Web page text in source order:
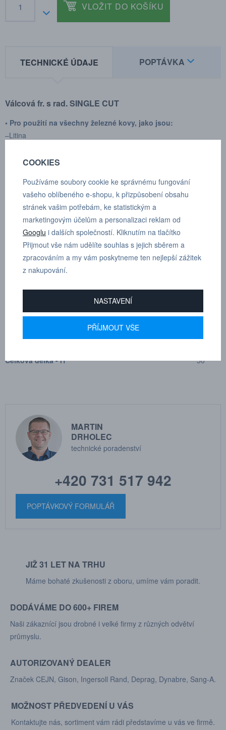
VLOŽIT DO KOŠÍKU
TECHNICKÉ ÚDAJE POPTÁVKA
Válcová fr. s rad. SINGLE CUT
• Pro použití na všechny železné kovy, jako jsou:
–Litina
– Nerezová ocel (INOX)
• Dále měď, mosaz, bronz
Vysoký řezný účinek díky příčnému řezu
– Hladký provoz
– Krátké třísky
Výrobce: SGS pro
Typ upínání:
válcové
Průměr frézy - d1 3
Pracovní délka - l2 16
Průměr stopky - d2 6
Celková délka - l1 50
MARTIN
DRHOLEC
technické poradenství
+420 731 517 942
POPTÁVKOVÝ FORMULÁŘ
JIŽ 31 LET NA TRHU
Máme bohaté zkušenosti z oboru, umíme vám poradit.
DODÁVÁME DO 600+ FIREM
Naši zákaznící jsou drobné i velké firmy z různých odvětví
průmyslu.
AUTORIZOVANÝ DEALER
Značek CEJN, Gison, Ingersoll Rand, Deprag, Dynabre, Sang-A.
MOŽNOST PŘEDVEDENÍ U VÁS
Kontaktujte nás, sortiment vám rádi představíme u vás ve firmě.
COOKIES
Používáme soubory cookie ke správnému fungování
vašeho oblíbeného e-shopu, k přizpůsobení obsahu
stránek vašim potřebám, ke statistickým a
marketingovým účelům a personalizaci reklam od
Googlu i dalších společností. Kliknutím na tlačítko
Přijmout vše nám udělíte souhlas s jejich sběrem a
zpracováním a my vám poskytneme ten nejlepší zážitek
z nakupování.
NASTAVENÍ
PŘÍJMOUT VŠE